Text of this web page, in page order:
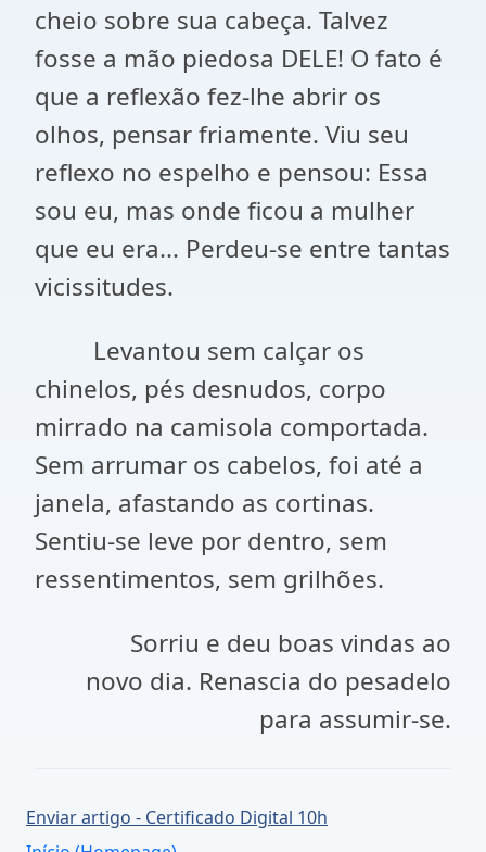
cheio sobre sua cabeça. Talvez
fosse a mão piedosa DELE! O fato é
que a reflexão fez-lhe abrir os
olhos, pensar friamente. Viu seu
reflexo no espelho e pensou: Essa
sou eu, mas onde ficou a mulher
que eu era... Perdeu-se entre tantas
vicissitudes.
Levantou sem calçar os
chinelos, pés desnudos, corpo
mirrado na camisola comportada.
Sem arrumar os cabelos, foi até a
janela, afastando as cortinas.
Sentiu-se leve por dentro, sem
ressentimentos, sem grilhões.
Sorriu e deu boas vindas ao
novo dia. Renascia do pesadelo
para assumir-se.
Enviar artigo - Certificado Digital 10h